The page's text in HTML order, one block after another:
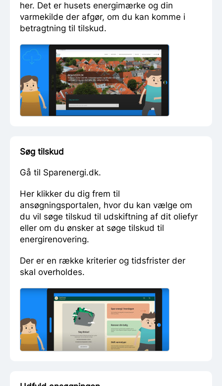
her. Det er husets energimærke og din
varmekilde der afgør, om du kan komme i
betragtning til tilskud.
Søg tilskud
Gå til Sparenergi.dk.
Her klikker du dig frem til
ansøgningsportalen, hvor du kan vælge om
du vil søge tilskud til udskiftning af dit oliefyr
eller om du ønsker at søge tilskud til
energirenovering.
Der er en række kriterier og tidsfrister der
skal overholdes.